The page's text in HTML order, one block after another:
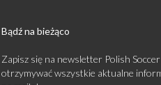
Bądź na bieżąco
Zapisz się na newsletter Polish Soccer
otrzymywać wszystkie aktualne